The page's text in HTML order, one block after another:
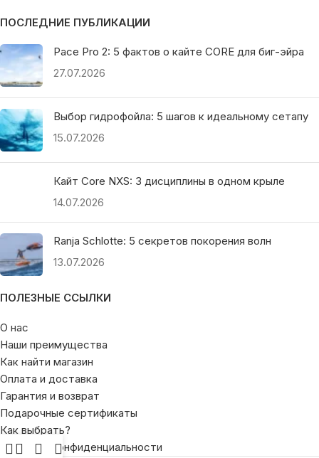
ПОСЛЕДНИЕ ПУБЛИКАЦИИ
Pace Pro 2: 5 фактов о кайте CORE для биг-эйра
27.07.2026
Выбор гидрофойла: 5 шагов к идеальному сетапу
15.07.2026
Кайт Core NXS: 3 дисциплины в одном крыле
14.07.2026
Ranja Schlotte: 5 секретов покорения волн
13.07.2026
ПОЛЕЗНЫЕ ССЫЛКИ
О нас
Наши преимущества
Как найти магазин
Оплата и доставка
Гарантия и возврат
Подарочные сертификаты
Как выбрать?
Политика конфиденциальности